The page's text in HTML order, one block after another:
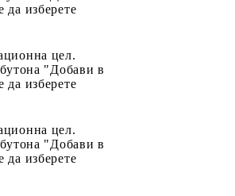
изберете
цел.
"Добави в
изберете
цел.
"Добави в
изберете